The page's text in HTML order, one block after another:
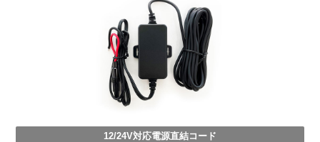
12/24V対応電源直結コード